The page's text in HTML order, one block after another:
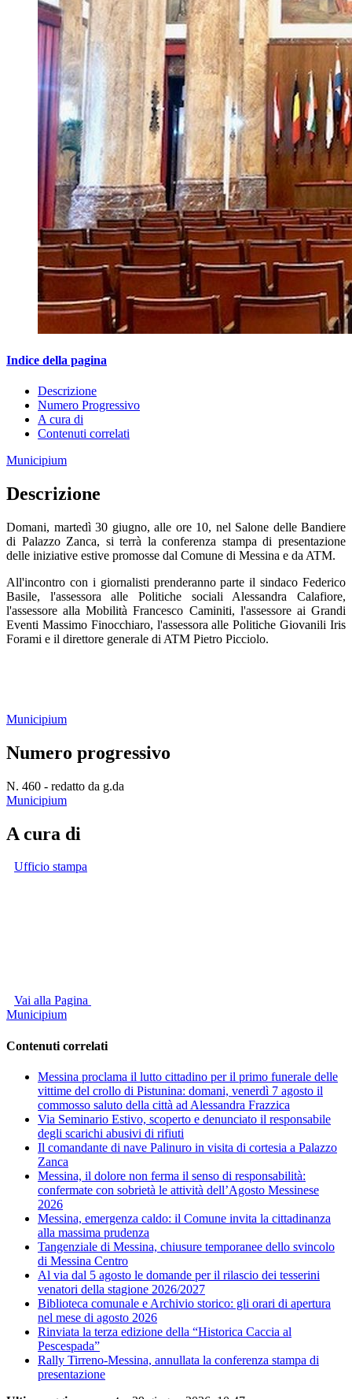
Indice della pagina
Descrizione
Numero Progressivo
A cura di
Contenuti correlati
Municipium
Descrizione
Domani, martedì 30 giugno, alle ore 10, nel Salone delle Bandiere
di Palazzo Zanca, si terrà la conferenza stampa di presentazione
delle iniziative estive promosse dal Comune di Messina e da ATM.
All'incontro con i giornalisti prenderanno parte il sindaco Federico
Basile, l'assessora alle Politiche sociali Alessandra Calafiore,
l'assessore alla Mobilità Francesco Caminiti, l'assessore ai Grandi
Eventi Massimo Finocchiaro, l'assessora alle Politiche Giovanili Iris
Forami e il direttore generale di ATM Pietro Picciolo.
Municipium
Numero progressivo
N. 460 - redatto da g.da
Municipium
A cura di
Ufficio stampa
Vai alla Pagina
Municipium
Contenuti correlati
Messina proclama il lutto cittadino per il primo funerale delle
vittime del crollo di Pistunina: domani, venerdì 7 agosto il
commosso saluto della città ad Alessandra Frazzica
Via Seminario Estivo, scoperto e denunciato il responsabile
degli scarichi abusivi di rifiuti
Il comandante di nave Palinuro in visita di cortesia a Palazzo
Zanca
Messina, il dolore non ferma il senso di responsabilità:
confermate con sobrietà le attività dell’Agosto Messinese
2026
Messina, emergenza caldo: il Comune invita la cittadinanza
alla massima prudenza
Tangenziale di Messina, chiusure temporanee dello svincolo
di Messina Centro
Al via dal 5 agosto le domande per il rilascio dei tesserini
venatori della stagione 2026/2027
Biblioteca comunale e Archivio storico: gli orari di apertura
nel mese di agosto 2026
Rinviata la terza edizione della “Historica Caccia al
Pescespada”
Rally Tirreno-Messina, annullata la conferenza stampa di
presentazione